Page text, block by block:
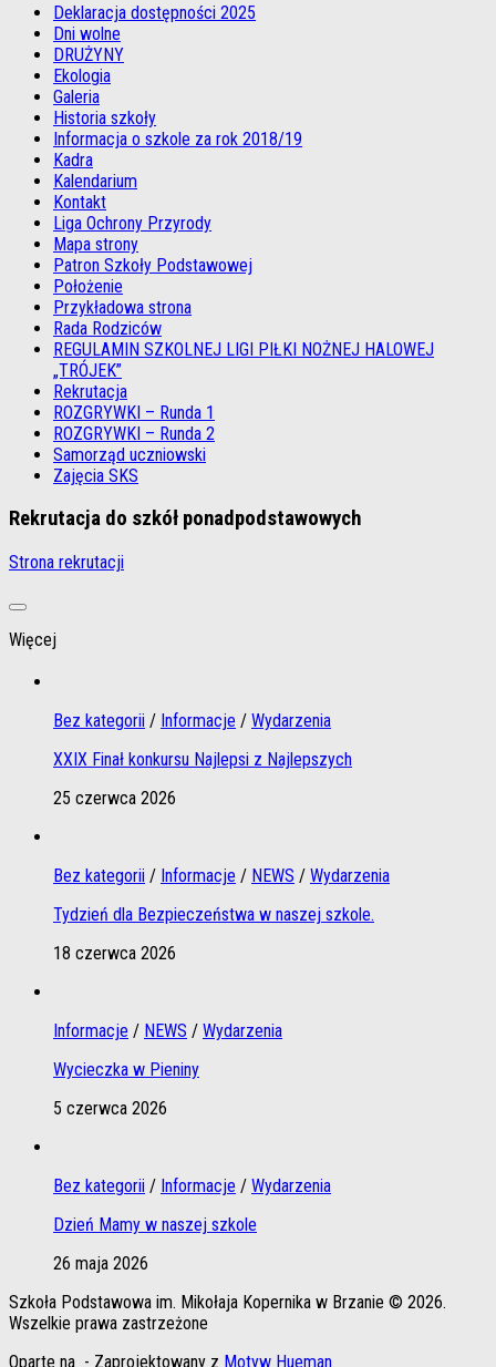
Deklaracja dostępności 2025
Dni wolne
DRUŻYNY
Ekologia
Galeria
Historia szkoły
Informacja o szkole za rok 2018/19
Kadra
Kalendarium
Kontakt
Liga Ochrony Przyrody
Mapa strony
Patron Szkoły Podstawowej
Położenie
Przykładowa strona
Rada Rodziców
REGULAMIN SZKOLNEJ LIGI PIŁKI NOŻNEJ HALOWEJ
„TRÓJEK”
Rekrutacja
ROZGRYWKI – Runda 1
ROZGRYWKI – Runda 2
Samorząd uczniowski
Zajęcia SKS
Rekrutacja do szkół ponadpodstawowych
Strona rekrutacji
Więcej
Bez kategorii / Informacje / Wydarzenia
XXIX Finał konkursu Najlepsi z Najlepszych
25 czerwca 2026
Bez kategorii / Informacje / NEWS / Wydarzenia
Tydzień dla Bezpieczeństwa w naszej szkole.
18 czerwca 2026
Informacje / NEWS / Wydarzenia
Wycieczka w Pieniny
5 czerwca 2026
Bez kategorii / Informacje / Wydarzenia
Dzień Mamy w naszej szkole
26 maja 2026
Szkoła Podstawowa im. Mikołaja Kopernika w Brzanie © 2026.
Wszelkie prawa zastrzeżone
Oparte na - Zaprojektowany z Motyw Hueman